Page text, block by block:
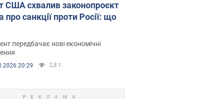
США схвалив законопроєкт
про санкції проти Росії: що
передбачає нові економічні
20:29 2,8 т.